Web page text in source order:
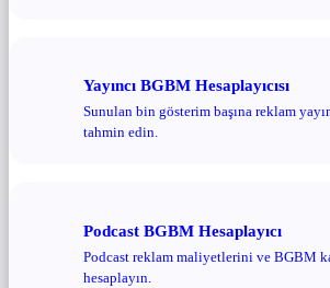
Yayıncı BGBM Hesaplayıcısı
Sunulan bin gösterim başına reklam
tahmin edin.
Podcast BGBM Hesaplayıcı
Podcast reklam maliyetlerini ve BGBM
hesaplayın.